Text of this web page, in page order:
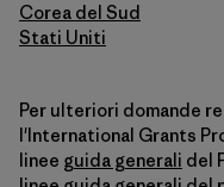
Corea del Sud
Stati Uniti
Per ulteriori domande
l'International Grants
linee guida generali del